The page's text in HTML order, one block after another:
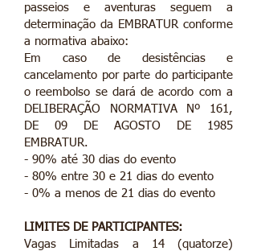
passeios e aventuras seguem a
determinação da EMBRATUR conforme
a normativa abaixo:
​Em caso de desistências e
cancelamento por parte do participante
o reembolso se dará de acordo com a
DELIBERAÇÃO NORMATIVA Nº 161,
DE 09 DE AGOSTO DE 1985
EMBRATUR.
- 90% até 30 dias do evento
- 80% entre 30 e 21 dias do evento
- 0% a menos de 21 dias do evento
​LIMITES DE PARTICIPANTES:
Vagas Limitadas a 14 (quatorze)